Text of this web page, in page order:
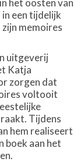
een tijdelijk
memoires
uitgeverij
Katja
zorgen dat
voltooit
Tijdens
hem realiseert
boek aan het